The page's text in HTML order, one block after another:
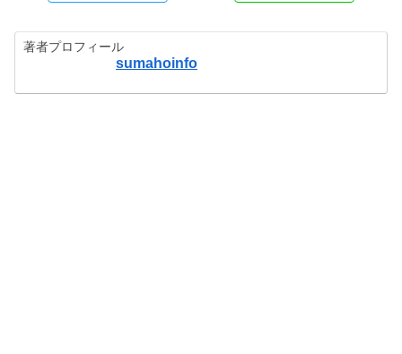
著者プロフィール
sumahoinfo